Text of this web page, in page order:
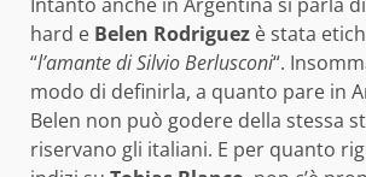
Intanto anche in Argentina si parla
hard e Belen Rodriguez è stata
“l’amante di Silvio Berlusconi“.
modo di definirla, a quanto pare in
Belen non può godere della stessa
riservano gli italiani. E per quanto